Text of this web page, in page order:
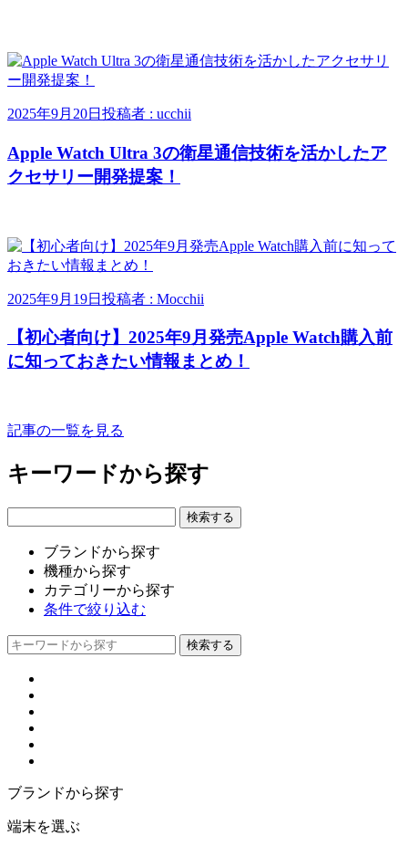
2025年9月20日 投稿者 : ucchii
Apple Watch Ultra 3の衛星通信技術を活かしたア
クセサリー開発提案！
2025年9月19日 投稿者 : Mocchii
【初心者向け】2025年9月発売Apple Watch購入前
に知っておきたい情報まとめ！
記事の一覧を見る
キーワードから探す
ブランドから探す
機種から探す
カテゴリーから探す
条件で絞り込む
ブランドから探す
端末を選ぶ